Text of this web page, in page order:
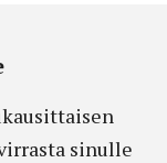
sinulle